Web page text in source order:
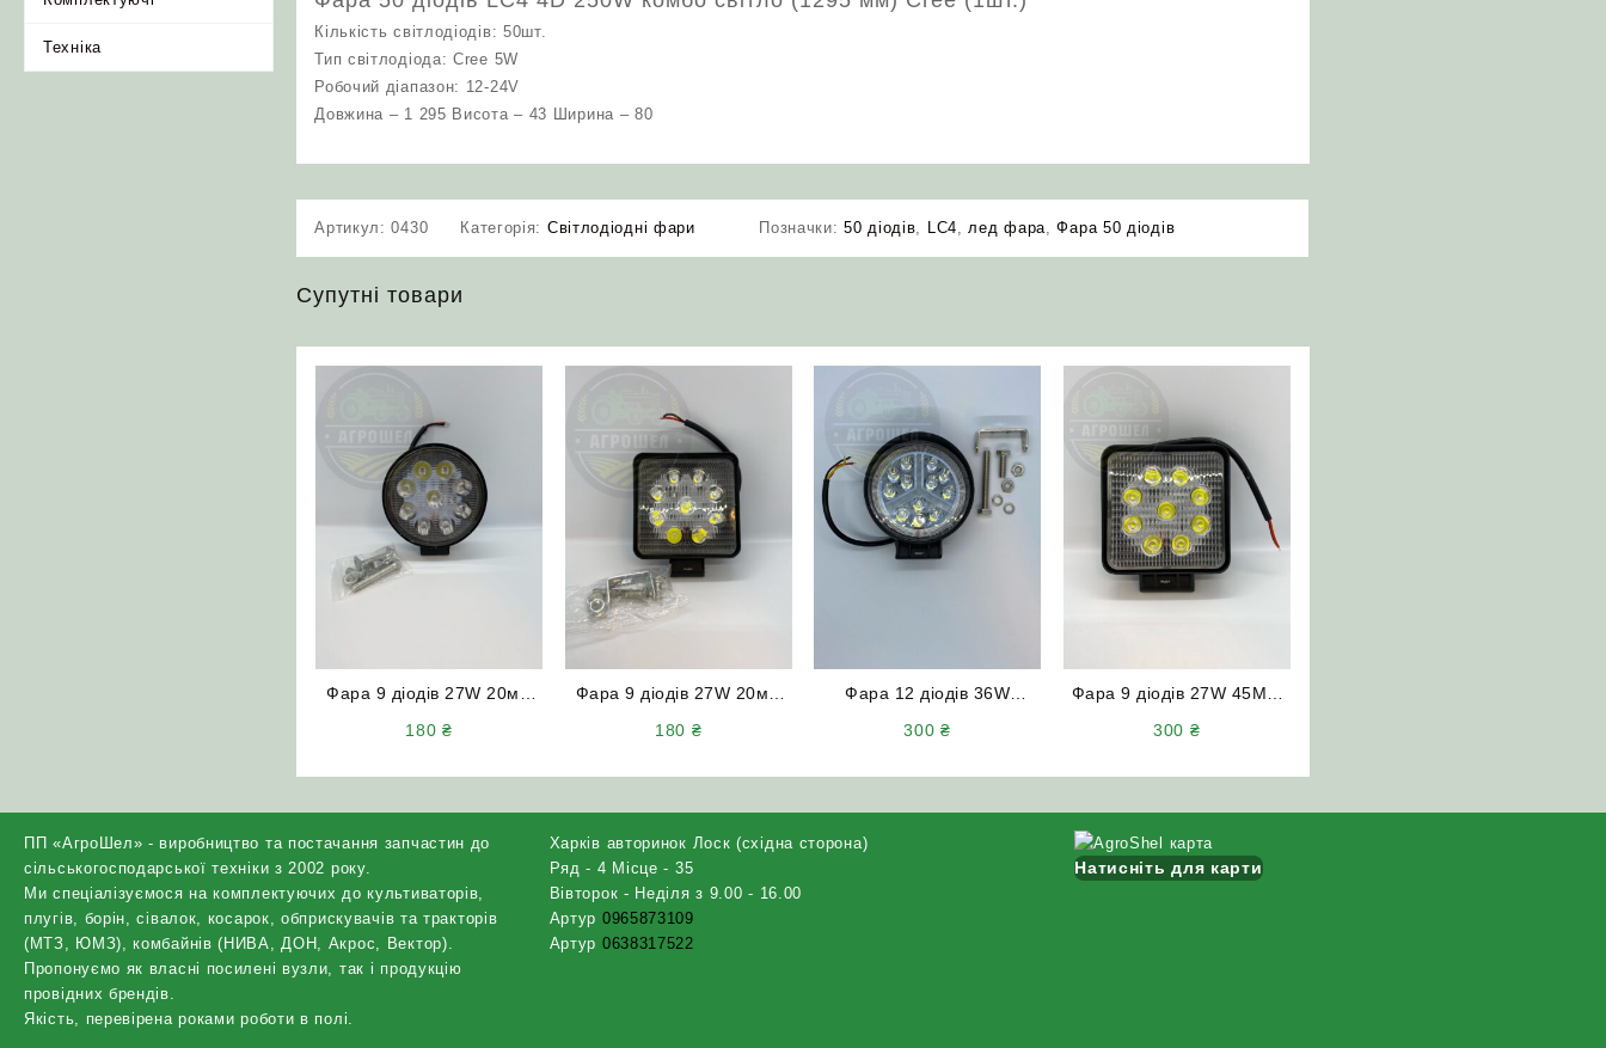
Техніка
Кількість світлодіодів: 50шт.
Тип світлодіода: Cree 5W
Робочий діапазон: 12-24V
Довжина – 1 295 Висота – 43 Ширина – 80
Артикул:0430 Категорія: Світлодіодні фари Позначки:50 діодів LC4 лед фара ,Фара 50 діодів
Супутні товари
Фара 9 діодів 27W 20мм
180₴
Фара 9 діодів 27W 20мм
180 ₴
Фара 12 діодів 36W
300₴
Фара 9 діодів 27W 45MM
300 ₴
ПП «АгроШел» - виробництво та постачання запчастин до
сільськогосподарської техніки з 2002 року.
Ми спеціалізуємося на комплектуючих до культиваторів,
плугів, борін, сівалок, косарок, обприскувачів та тракторів
(МТЗ, ЮМЗ), комбайнів (НИВА, ДОН, Акрос, Вектор).
Пропонуємо як власні посилені вузли, так і продукцію
провідних брендів.
Якість, перевірена роками роботи в полі.
Харків авторинок Лоск (східна сторона)
Ряд - 4 Місце - 35
Вівторок - Неділя з 9.00 - 16.00
Артур 0965873109
Артур 0638317522
Натисніть для карти